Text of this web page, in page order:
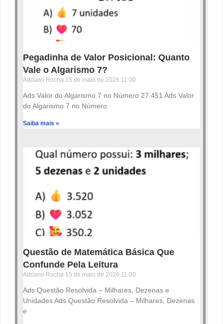
Pegadinha de Valor Posicional: Quanto
Vale o Algarismo 7?
Adriano Rocha 15 de maio de 2026 11:00
Ads Valor do Algarismo 7 no Número 27.451 Ads Valor
do Algarismo 7 no Número
Saiba mais »
Questão de Matemática Básica Que
Confunde Pela Leitura
Adriano Rocha 15 de maio de 2026 11:00
Ads Questão Resolvida – Milhares, Dezenas e
Unidades Ads Questão Resolvida – Milhares, Dezenas
e